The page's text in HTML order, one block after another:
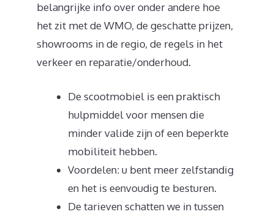
belangrijke info over onder andere hoe
het zit met de WMO, de geschatte prijzen,
showrooms in de regio, de regels in het
verkeer en reparatie/onderhoud.
De scootmobiel is een praktisch
hulpmiddel voor mensen die
minder valide zijn of een beperkte
mobiliteit hebben.
Voordelen: u bent meer zelfstandig
en het is eenvoudig te besturen.
De tarieven schatten we in tussen